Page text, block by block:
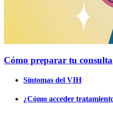
Cómo preparar tu consulta
Síntomas del VIH
¿Cómo acceder